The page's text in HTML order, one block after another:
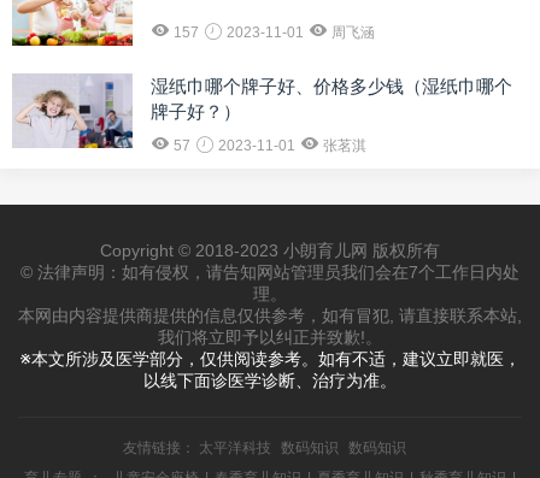
157 2023-11-01 周飞涵
湿纸巾哪个牌子好、价格多少钱（湿纸巾哪个
牌子好？）
57 2023-11-01 张茗淇
Copyright © 2018-2023 小朗育儿网 版权所有
© 法律声明：如有侵权，请告知网站管理员我们会在7个工作日内处
理。
本网由内容提供商提供的信息仅供参考，如有冒犯, 请直接联系本站,
我们将立即予以纠正并致歉!。
※本文所涉及医学部分，仅供阅读参考。如有不适，建议立即就医，
以线下面诊医学诊断、治疗为准。
友情链接： 太平洋科技 数码知识
数码知识